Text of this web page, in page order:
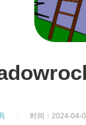
时间：2024-04-